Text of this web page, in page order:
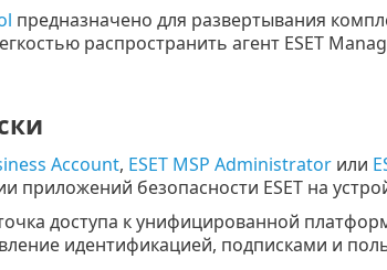
предназначено для развертывания
распространить агент ESET
Account, ESET MSP Administratorили
приложений безопасности ESET на
доступа к унифицированной
идентификацией, подписками и